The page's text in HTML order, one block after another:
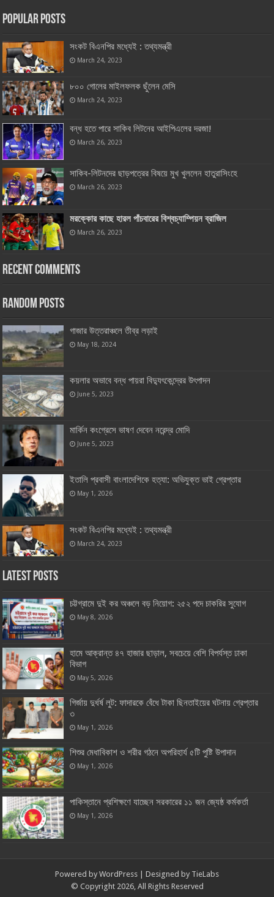
Popular Posts
সংকট বিএনপির মধ্যেই : তথ্যমন্ত্রী
March 24, 2023
৮০০ গোলের মাইলফলক ছুঁলেন মেসি
March 24, 2023
বন্ধ হতে পারে সাকিব লিটনের আইপিএলের দরজা!
March 26, 2023
সাকিব-লিটনদের ছাড়পত্রের বিষয়ে মুখ খুললেন হাতুরাসিংহে
March 26, 2023
মরক্কোর কাছে হারল পাঁচবারের বিশ্বচ্যাম্পিয়ন ব্রাজিল
March 26, 2023
Recent Comments
Random Posts
গাজার উত্তরাঞ্চলে তীব্র লড়াই
May 18, 2024
কয়লার অভাবে বন্ধ পায়রা বিদ্যুৎকেন্দ্রের উৎপাদন
June 5, 2023
মার্কিন কংগ্রেসে ভাষণ দেবেন নরেন্দ্র মোদি
June 5, 2023
ইতালি প্রবাসী বাংলাদেশিকে হত্যা: অভিযুক্ত ভাই গ্রেপ্তার
May 1, 2026
সংকট বিএনপির মধ্যেই : তথ্যমন্ত্রী
March 24, 2023
Latest Posts
চট্টগ্রামে দুই কর অঞ্চলে বড় নিয়োগ: ২৫২ পদে চাকরির সুযোগ
May 8, 2026
হামে আক্রান্ত ৪৭ হাজার ছাড়াল, সবচেয়ে বেশি বিপর্যস্ত ঢাকা
বিভাগ
May 5, 2026
গির্জায় দুর্ধর্ষ লুট: ফাদারকে বেঁধে টাকা ছিনতাইয়ের ঘটনায় গ্রেপ্তার
৩
May 1, 2026
শিশুর মেধাবিকাশ ও শরীর গঠনে অপরিহার্য ৫টি পুষ্টি উপাদান
May 1, 2026
পাকিস্তানে প্রশিক্ষণে যাচ্ছেন সরকারের ১১ জন জ্যেষ্ঠ কর্মকর্তা
May 1, 2026
Powered by WordPress | Designed by TieLabs
© Copyright 2026, All Rights Reserved